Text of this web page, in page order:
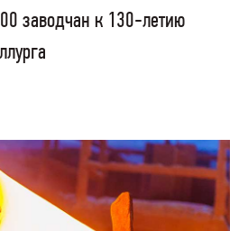
заводчан к 130-летию